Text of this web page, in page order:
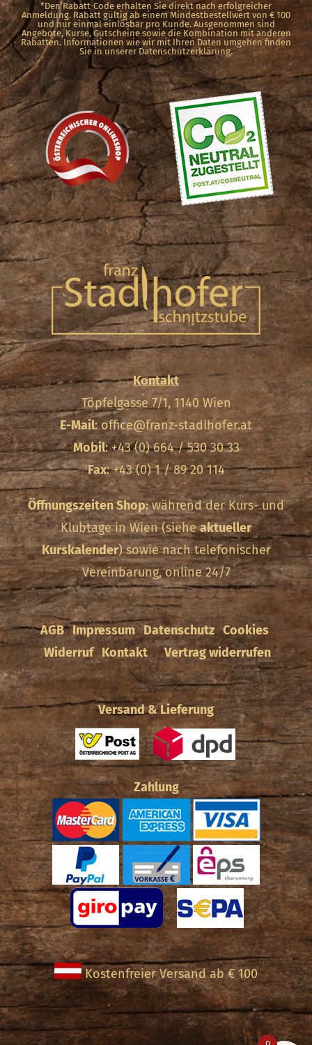
*Den Rabatt-Code erhalten Sie direkt nach erfolgreicher
Anmeldung. Rabatt gültig ab einem Mindestbestellwert von € 100
und nur einmal einlösbar pro Kunde. Ausgenommen sind
Angebote, Kurse, Gutscheine sowie die Kombination mit anderen
Rabatten. Informationen wie wir mit Ihren Daten umgehen finden
Sie in unserer Datenschutzerklärung.
Kontakt
Töpfelgasse 7/1, 1140 Wien
E-Mail:office@franz-stadlhofer.at
Mobil: +43 (0) 664 / 530 30 33
Fax: +43 (0) 1 / 89 20 114
Öffnungszeiten Shop:während der Kurs- und
Klubtage in Wien (sieheaktueller
Kurskalender) sowie nach telefonischer
Vereinbarung, online 24/7
AGB Impressum Datenschutz Cookies
Widerruf Kontakt Vertrag widerrufen
Versand & Lieferung
Zahlung
Kostenfreier Versand ab € 100